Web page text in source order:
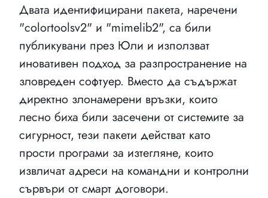
Двата идентифицирани пакета, наречени
"colortoolsv2" и "mimelib2", са били
публикувани през Юли и използват
иновативен подход за разпространение на
зловреден софтуер. Вместо да съдържат
директно злонамерени връзки, които
лесно биха били засечени от системите за
сигурност, тези пакети действат като
прости програми за изтегляне, които
извличат адреси на командни и контролни
сървъри от смарт договори.